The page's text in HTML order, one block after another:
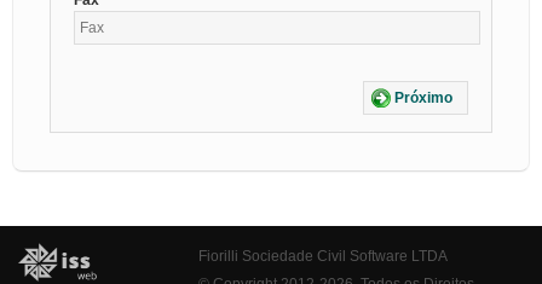
Próximo
Fiorilli Sociedade Civil Software LTDA